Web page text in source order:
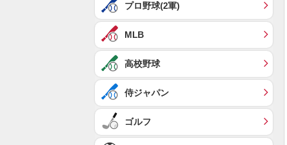
プロ野球(2軍)
MLB
高校野球
侍ジャパン
ゴルフ